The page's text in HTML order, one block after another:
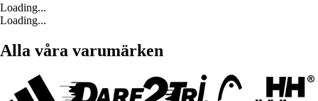
Loading...
Loading...
Alla våra varumärken